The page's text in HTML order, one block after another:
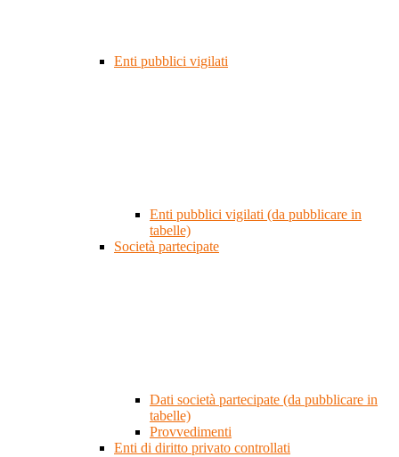
Enti pubblici vigilati
Enti pubblici vigilati (da pubblicare in
tabelle)
Società partecipate
Dati società partecipate (da pubblicare in
tabelle)
Provvedimenti
Enti di diritto privato controllati